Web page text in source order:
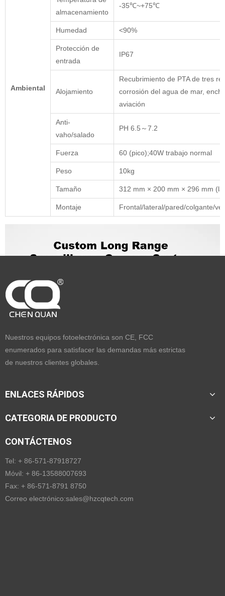
Ambiental
almacenamiento
-35℃~+75℃
Humedad <90%
Protección de
entrada
IP67
Alojamiento
Recubrimiento de PTA de tres
corrosión del agua de mar,
aviación
Anti-
vaho/salado
PH 6.5～7.2
Fuerza 60 (pico);40W trabajo normal
Peso 10kg
Tamaño 312 mm × 200 mm × 296 mm
Montaje Frontal/lateral/pared/colgante/
Nuestros equipos fotoelectrónica son CE, FCC
enumerados para satisfacer las demandas más estrictas
de nuestros clientes globales.
ENLACES RÁPIDOS
CATEGORIA DE PRODUCTO
CONTÁCTENOS
Tel: + 86-571-87918727
Móvil: + 86-13588007693
Fax: + 86-571-8791 8750
Correo electrónico:sales@hzcqtech.com